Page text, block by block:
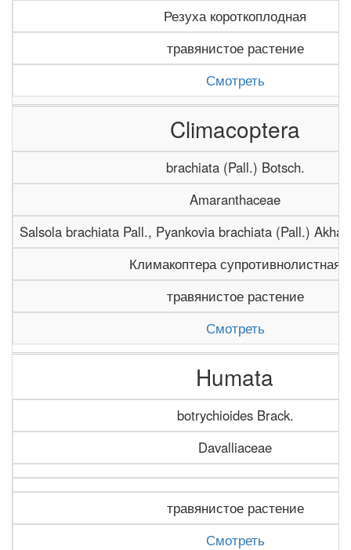
Резуха короткоплодная
травянистое растение
Смотреть
Climacoptera
brachiata (Pall.) Botsch.
Amaranthaceae
Salsola brachiata Pall., Pyankovia brachiata (Pall.)
Климакоптера супротивнолистная
травянистое растение
Смотреть
Humata
botrychioides Brack.
Davalliaceae
травянистое растение
Смотреть